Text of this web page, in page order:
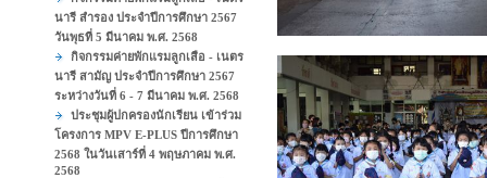
นารี สำรอง ประจำปีการศึกษา 2567
วันพุธที่ 5 มีนาคม พ.ศ. 2568
กิจกรรมค่ายพักแรมลูกเสือ - เนตร
นารี สามัญ ประจำปีการศึกษา 2567
ระหว่างวันที่ 6 - 7 มีนาคม พ.ศ. 2568
ประชุมผู้ปกครองนักเรียน เข้าร่วม
โครงการ MPV E-PLUS ปีการศึกษา
2568 ในวันเสาร์ที่ 4 พฤษภาคม พ.ศ.
2568